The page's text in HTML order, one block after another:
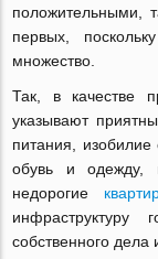
положительными,
первых,
множество.
Так, в качестве
указывают
питания,
обувь и одежду,
недорогие
инфраструктуру
собственного дела